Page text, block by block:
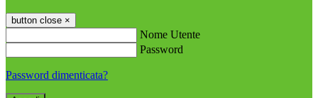
button close ×
Nome Utente
Password
Password dimenticata?